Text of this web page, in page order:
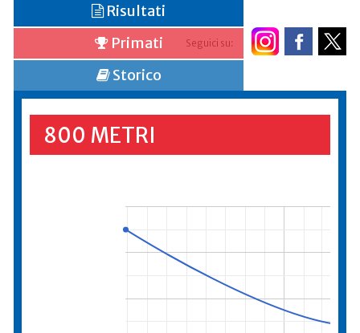
Seguici su:
Risultati
Primati
Storico
800 METRI